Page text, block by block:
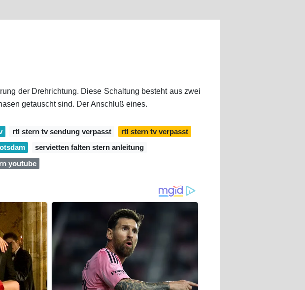
der Drehrichtung. Diese Schaltung besteht aus zwei
getauscht sind. Der Anschluß eines.
rtl stern tv sendung verpasst
rtl stern tv verpasst
servietten falten stern anleitung
youtube